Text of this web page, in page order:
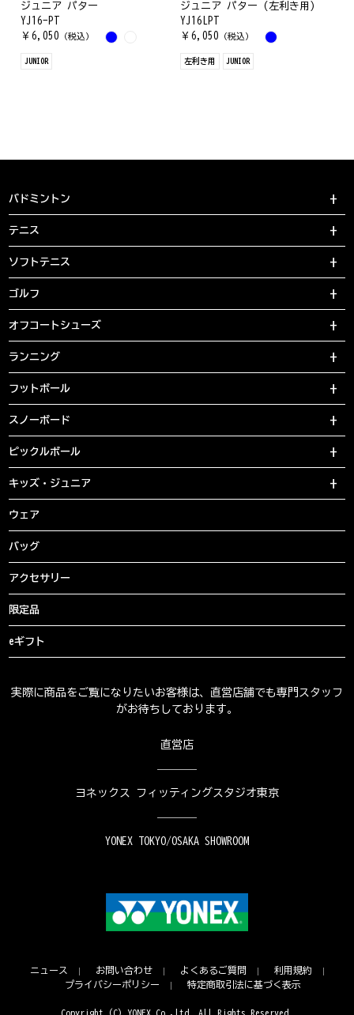
ジュニア パター
YJ16-PT
￥ 6,050 （税込）
JUNIOR
ジュニア パター (左利き用)
YJ16LPT
￥ 6,050 （税込）
左利き用 JUNIOR
バドミントン
テニス
ソフトテニス
ゴルフ
オフコートシューズ
ランニング
フットボール
スノーボード
ピックルボール
キッズ・ジュニア
ウェア
バッグ
アクセサリー
限定品
eギフト
実際に商品をご覧になりたいお客様は、直営店舗でも専門スタッフ
がお待ちしております。
直営店
ヨネックス フィッティングスタジオ東京
YONEX TOKYO/OSAKA SHOWROOM
ニュース お問い合わせ よくあるご質問
利用規約
プライバシーポリシー
特定商取引法に基づく表示
Copyright (C) YONEX Co.,ltd. All Rights Reserved.